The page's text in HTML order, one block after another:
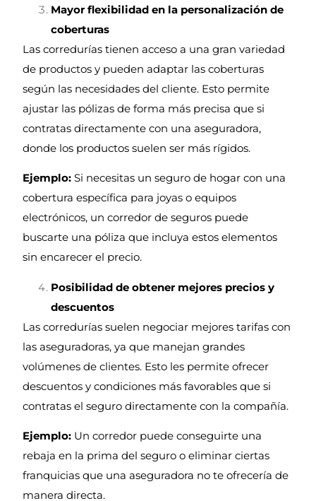
Mayor flexibilidad en la personalización de
coberturas
Las corredurías tienen acceso a una gran variedad
de productos y pueden adaptar las coberturas
según las necesidades del cliente. Esto permite
ajustar las pólizas de forma más precisa que si
contratas directamente con una aseguradora,
donde los productos suelen ser más rígidos.
Ejemplo: Si necesitas un seguro de hogar con una
cobertura específica para joyas o equipos
electrónicos, un corredor de seguros puede
buscarte una póliza que incluya estos elementos
sin encarecer el precio.
Posibilidad de obtener mejores precios y
descuentos
Las corredurías suelen negociar mejores tarifas con
las aseguradoras, ya que manejan grandes
volúmenes de clientes. Esto les permite ofrecer
descuentos y condiciones más favorables que si
contratas el seguro directamente con la compañía.
Ejemplo: Un corredor puede conseguirte una
rebaja en la prima del seguro o eliminar ciertas
franquicias que una aseguradora no te ofrecería de
manera directa.